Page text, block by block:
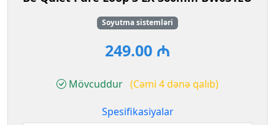
Soyutma sistemləri
249.00 ₼
Mövcuddur (Cəmi 4 dənə qalıb)
Spesifikasiyalar